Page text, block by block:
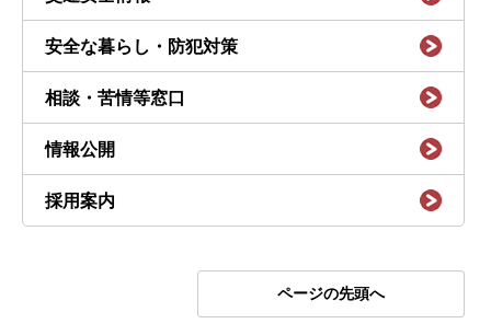
安全な暮らし・防犯対策
相談・苦情等窓口
情報公開
採用案内
ページの先頭へ